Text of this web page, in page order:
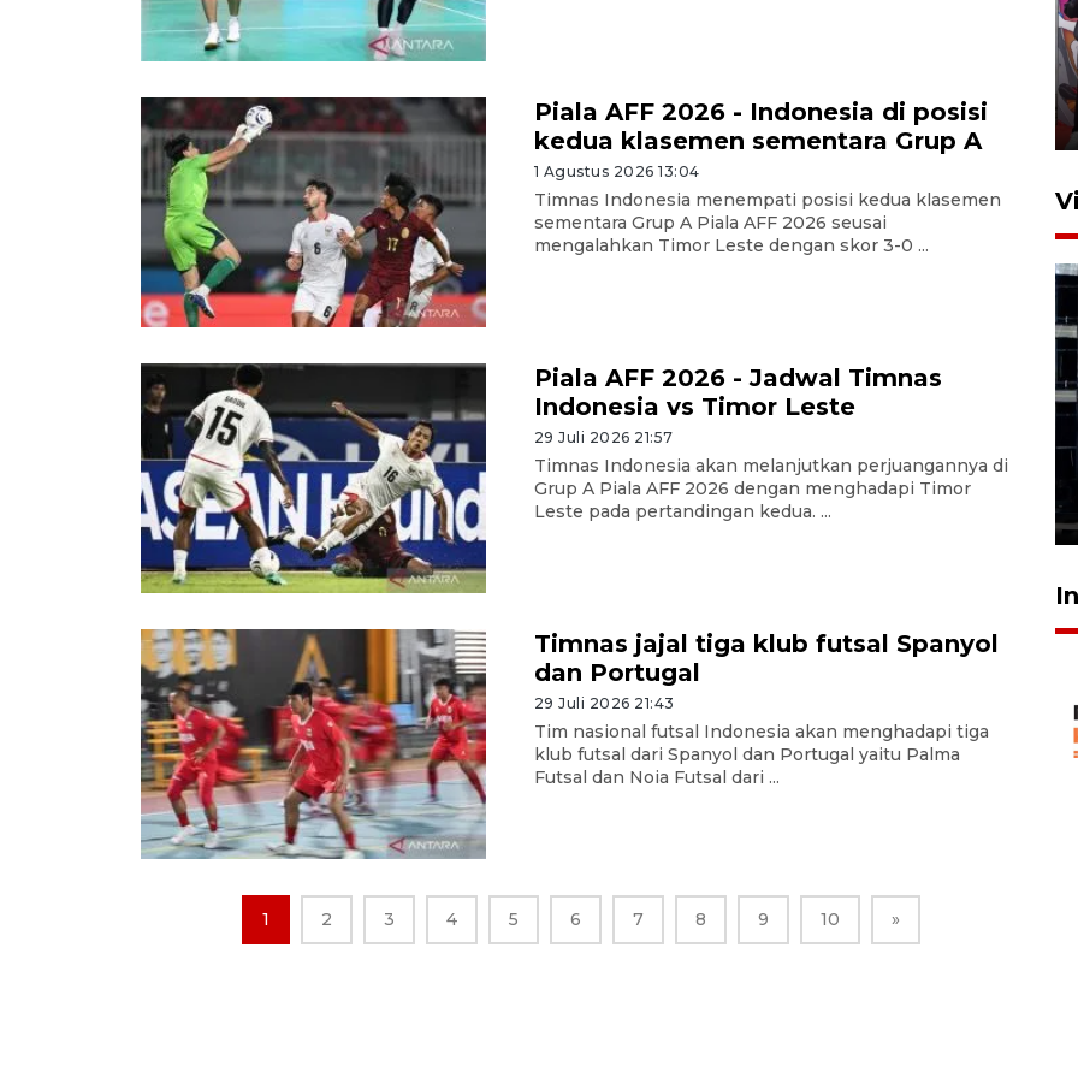
Piala AFF 2026 - Indonesia di posisi
kedua klasemen sementara Grup A
1 Agustus 2026 13:04
Timnas Indonesia menempati posisi kedua klasemen
sementara Grup A Piala AFF 2026 seusai
mengalahkan Timor Leste dengan skor 3-0 ...
Piala AFF 2026 - Jadwal Timnas
Indonesia vs Timor Leste
29 Juli 2026 21:57
Timnas Indonesia akan melanjutkan perjuangannya di
Grup A Piala AFF 2026 dengan menghadapi Timor
Leste pada pertandingan kedua. ...
Timnas jajal tiga klub futsal Spanyol
dan Portugal
29 Juli 2026 21:43
Tim nasional futsal Indonesia akan menghadapi tiga
klub futsal dari Spanyol dan Portugal yaitu Palma
Futsal dan Noia Futsal dari ...
1 2 3 4 5 6 7 8 9 10 »
23 Juli 2026 21:36
Feature - Kalsel Merangkul
Anak Putus Sekolah Lewat
Pendidikan Kesetaraan
Bagian 1
30 Juli 2026 17:51